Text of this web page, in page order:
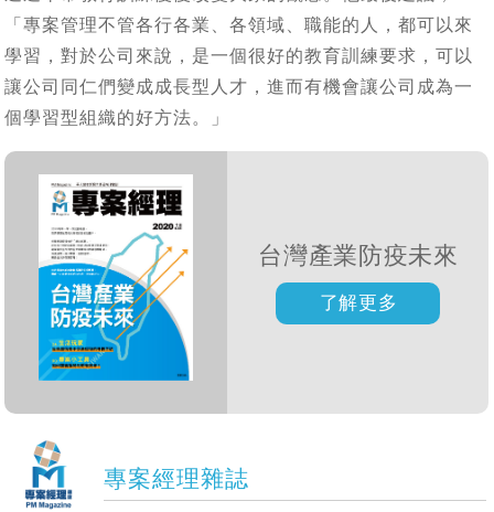
「專案管理不管各行各業、各領域、職能的人，都可以來
學習，對於公司來說，是一個很好的教育訓練要求，可以
讓公司同仁們變成成長型人才，進而有機會讓公司成為一
個學習型組織的好方法。」
台灣產業防疫未來
專案經理雜誌